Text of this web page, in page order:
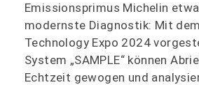
Emissionsprimus Michelin
modernste Diagnostik: Mit
Technology Expo 2024
System „SAMPLE“ können
Echtzeit gewogen und